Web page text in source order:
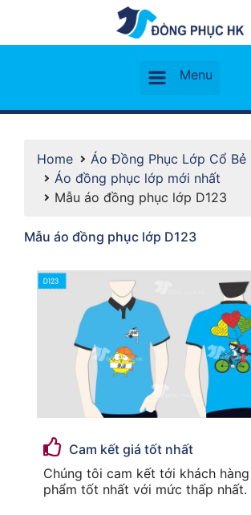
Home
Áo Đồng Phục Lớp Cổ Bẻ
Áo đồng phục lớp mới nhất
Mẫu áo đồng phục lớp D123
Mẫu áo đồng phục lớp D123
Cam kết giá tốt nhất
Chúng tôi cam kết tới khách
phẩm tốt nhất với mức thấp nhất.